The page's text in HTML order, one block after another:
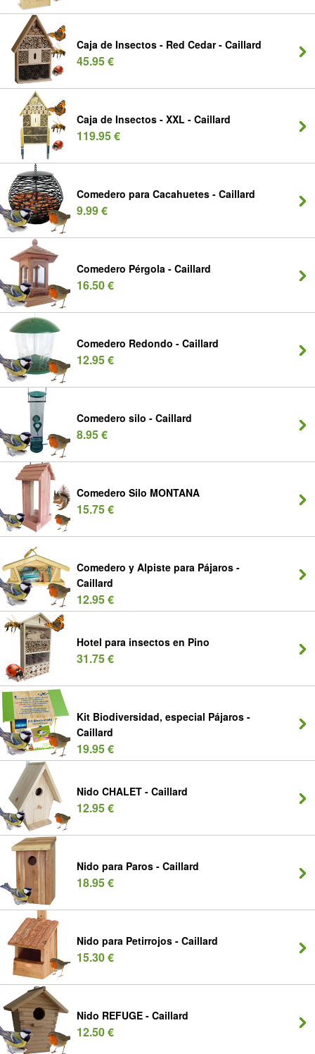
Caja de Insectos - Red Cedar - Caillard
45.95 €
Caja de Insectos - XXL - Caillard
119.95 €
Comedero para Cacahuetes - Caillard
9.99 €
Comedero Pérgola - Caillard
16.50 €
Comedero Redondo - Caillard
12.95 €
Comedero silo - Caillard
8.95 €
Comedero Silo MONTANA
15.75 €
Comedero y Alpiste para Pájaros -
Caillard
12.95 €
Hotel para insectos en Pino
31.75 €
Kit Biodiversidad, especial Pájaros -
Caillard
19.95 €
Nido CHALET - Caillard
12.95 €
Nido para Paros - Caillard
18.95 €
Nido para Petirrojos - Caillard
15.30 €
Nido REFUGE - Caillard
12.50 €